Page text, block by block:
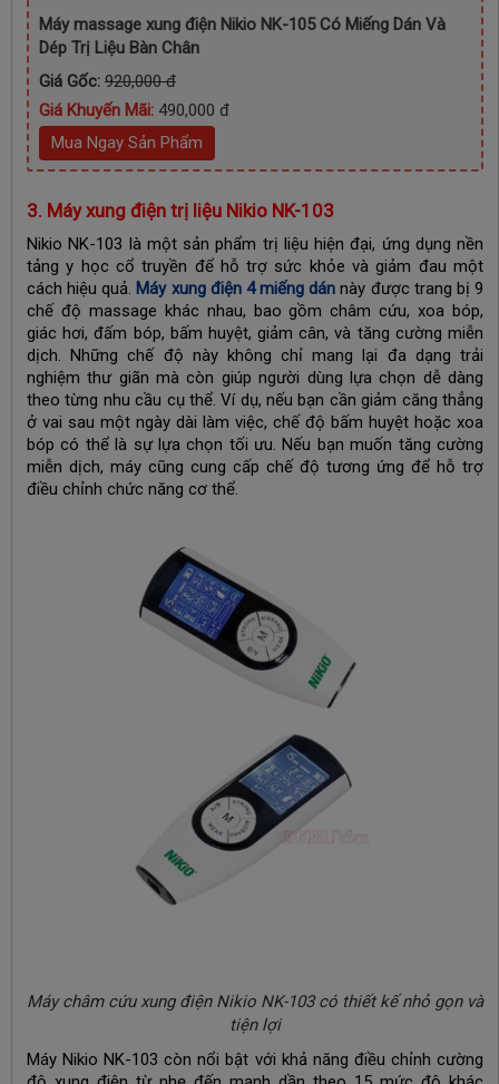
Máy massage xung điện Nikio NK-105 Có Miếng Dán Và
Dép Trị Liệu Bàn Chân
Giá Gốc: 920,000 đ
Giá Khuyến Mãi: 490,000 đ
Mua Ngay Sản Phẩm
3. Máy xung điện trị liệu Nikio NK-103
Nikio NK-103 là một sản phẩm trị liệu hiện đại, ứng dụng nền
tảng y học cổ truyền để hỗ trợ sức khỏe và giảm đau một
cách hiệu quả. Máy xung điện 4 miếng dán này được trang bị 9
chế độ massage khác nhau, bao gồm châm cứu, xoa bóp,
giác hơi, đấm bóp, bấm huyệt, giảm cân, và tăng cường miễn
dịch. Những chế độ này không chỉ mang lại đa dạng trải
nghiệm thư giãn mà còn giúp người dùng lựa chọn dễ dàng
theo từng nhu cầu cụ thể. Ví dụ, nếu bạn cần giảm căng thẳng
ở vai sau một ngày dài làm việc, chế độ bấm huyệt hoặc xoa
bóp có thể là sự lựa chọn tối ưu. Nếu bạn muốn tăng cường
miễn dịch, máy cũng cung cấp chế độ tương ứng để hỗ trợ
điều chỉnh chức năng cơ thể.
Máy châm cứu xung điện Nikio NK-103 có thiết kế nhỏ gọn và
tiện lợi
Máy Nikio NK-103 còn nổi bật với khả năng điều chỉnh cường